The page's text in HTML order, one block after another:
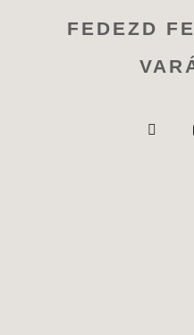
FEDEZD